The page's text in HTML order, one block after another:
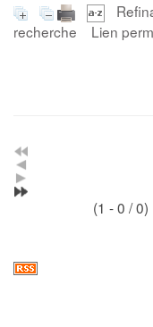
recherche
Lien
(1 - 0 / 0)